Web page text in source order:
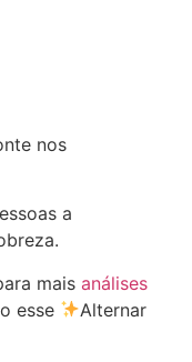
nos
a
mais análises
esse
Alternar